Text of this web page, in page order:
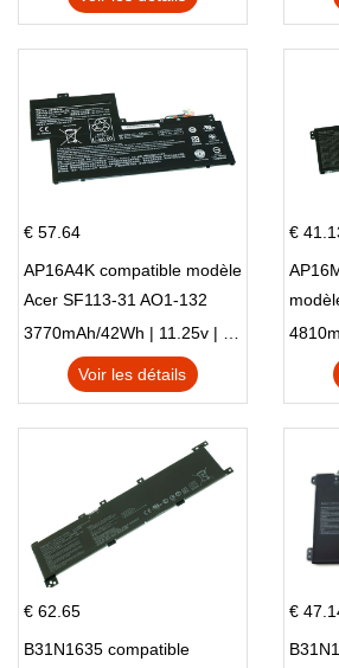
€ 57.64
AP16A4K compatible modèle
Acer SF113-31 AO1-132
NE132
3770mAh/42Wh | 11.25v | Li-ion ...
Voir les détails
€
€ 62.65
B31N1635 compatible
€